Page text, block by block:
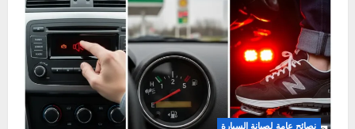
زجاج السيارة هو جزء أساسي في هيكل السيارة وسلامتها.
يُوفر الزجاج رؤية واضحة للسائق ويحمي الركاب من...
اقرأ المزيداقرأ
المزيد
عن
تشقق
زجاج
السيارة
–